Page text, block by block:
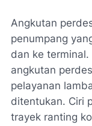
Angkutan
penumpang
dan ke
angkutan
pelayanan
ditentukan. Ciri
trayek ranting